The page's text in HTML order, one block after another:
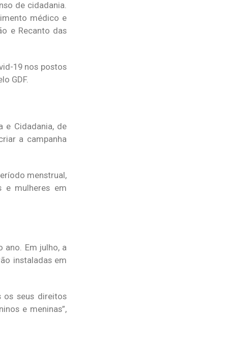
de cidadania.
médico e
e Recanto das
19 nos postos
GDF.
e Cidadania, de
a campanha
menstrual,
e mulheres em
ano. Em julho, a
instaladas em
os seus direitos
e meninas”,